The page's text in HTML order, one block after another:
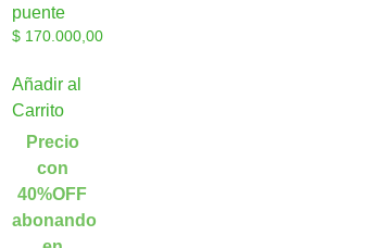
puente
$ 170.000,00
Añadir al
Carrito
Precio
con
40%OFF
abonando